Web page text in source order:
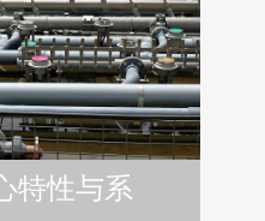
特性与系